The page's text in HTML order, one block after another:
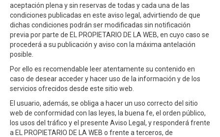
aceptación plena y sin reservas de todas y cada una de las
condiciones publicadas en este aviso legal, advirtiendo de que
dichas condiciones podrán ser modificadas sin notificación
previa por parte de EL PROPIETARIO DE LA WEB, en cuyo caso se
procederá a su publicación y aviso con la máxima antelación
posible.
Por ello es recomendable leer atentamente su contenido en
caso de desear acceder y hacer uso de la información y de los
servicios ofrecidos desde este sitio web.
El usuario, además, se obliga a hacer un uso correcto del sitio
web de conformidad con las leyes, la buena fe, el orden público,
los usos del tráfico y el presente Aviso Legal, y responderá frente
a EL PROPIETARIO DE LA WEB o frente a terceros, de